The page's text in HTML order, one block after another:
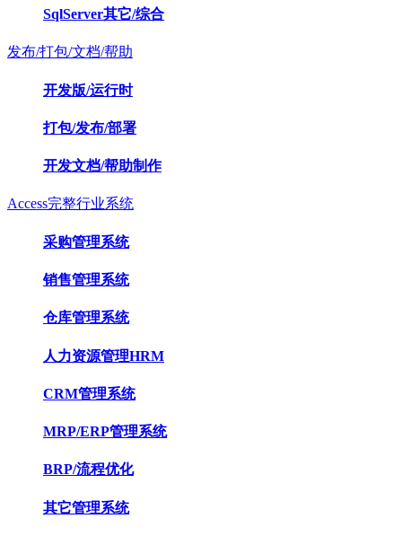
SqlServer其它/综合
发布/打包/文档/帮助
开发版/运行时
打包/发布/部署
开发文档/帮助制作
Access完整行业系统
采购管理系统
销售管理系统
仓库管理系统
人力资源管理HRM
CRM管理系统
MRP/ERP管理系统
BRP/流程优化
其它管理系统